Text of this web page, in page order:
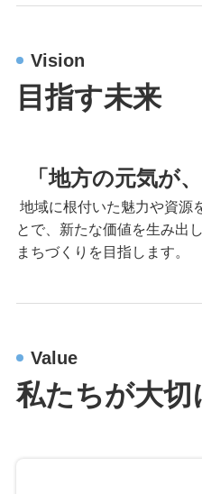
Vision
目指す未来
「地方の元気が
地域に根付いた魅力や資源
とで、新たな価値を生み出
まちづくりを目指します。
Value
私たちが大切